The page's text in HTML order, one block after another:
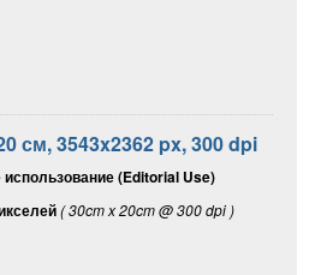
см, 3543x2362 px, 300 dpi
(Editorial Use)
( 30cm x 20cm @ 300 dpi )